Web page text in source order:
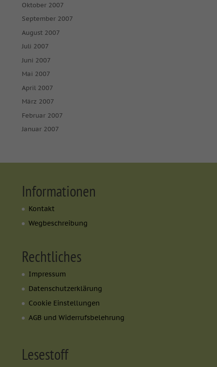
Oktober 2007
September 2007
August 2007
Juli 2007
Juni 2007
Mai 2007
April 2007
März 2007
Februar 2007
Januar 2007
Informationen
Kontakt
Wegbeschreibung
Rechtliches
Impressum
Datenschutzerklärung
Cookie Einstellungen
AGB und Widerrufsbelehrung
Lesestoff